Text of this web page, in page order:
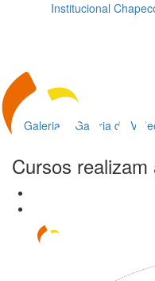
Institucional
Galeria Galeria de
Cursos